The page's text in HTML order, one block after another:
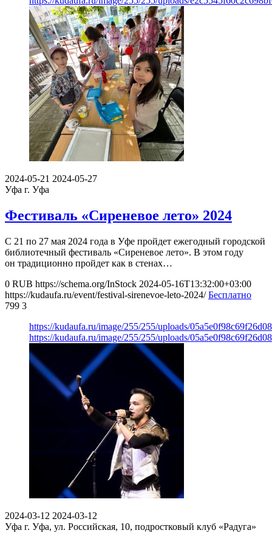
2024-05-21 2024-05-27
Уфа г. Уфа
Фестиваль «Сиреневое лето» 2024
С 21 по 27 мая 2024 года в Уфе пройдет ежегодный городской
библиотечный фестиваль «Сиреневое лето». В этом году
он традиционно пройдет как в стенах…
0 RUB https://schema.org/InStock 2024-05-16T13:32:00+03:00
https://kudaufa.ru/event/festival-sirenevoe-leto-2024/ Бесплатно
799 3
https://kudaufa.ru/image/255/255/uploads/
https://kudaufa.ru/image/255/255/uploads/
2024-03-12 2024-03-12
Уфа г. Уфа, ул. Российская, 10, подростковый клуб «Радуга»